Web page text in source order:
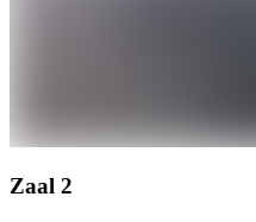
Zaal 2